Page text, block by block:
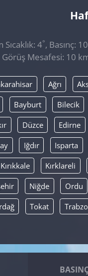
4°, Basınç:
Görüş Mesafesi: 10
Ağrı
Bayburt Bilecik
Düzce Edirne
Iğdır Isparta
Kırıkkale Kırklareli
Niğde Ordu
Tokat